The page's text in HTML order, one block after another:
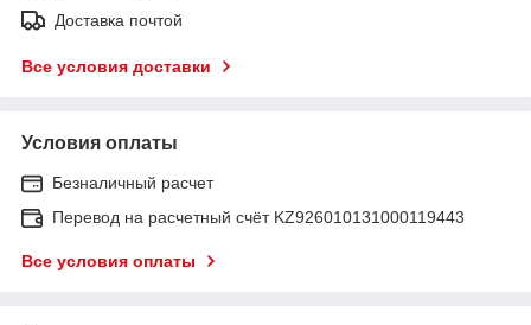
Доставка почтой
Все условия доставки
Условия оплаты
Безналичный расчет
Перевод на расчетный счёт KZ926010131000119443
Все условия оплаты